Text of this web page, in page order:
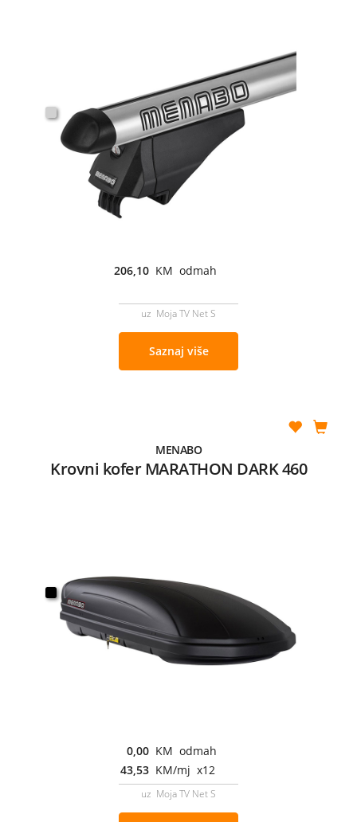
206,10 KM odmah
uz Moja TV Net S
Saznaj više
MENABO
Krovni kofer MARATHON DARK 460
0,00 KM odmah
43,53 KM/mj x12
uz Moja TV Net S